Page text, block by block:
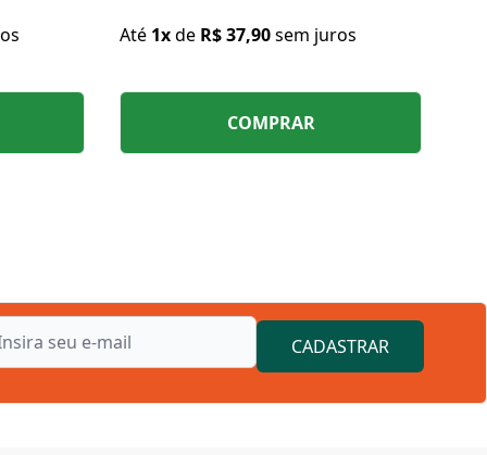
Até 1xde R$ 37,90sem juros
COMPRAR
CADASTRAR